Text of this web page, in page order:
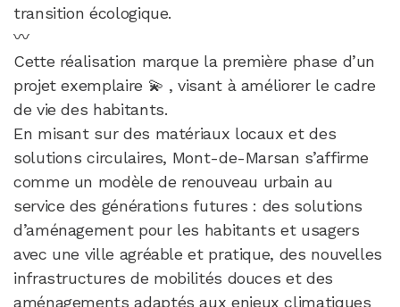
transition écologique.
〰️
Cette réalisation marque la première phase d’un
projet exemplaire 💫 , visant à améliorer le cadre
de vie des habitants.
En misant sur des matériaux locaux et des
solutions circulaires, Mont-de-Marsan s’affirme
comme un modèle de renouveau urbain au
service des générations futures : des solutions
d’aménagement pour les habitants et usagers
avec une ville agréable et pratique, des nouvelles
infrastructures de mobilités douces et des
aménagements adaptés aux enjeux climatiques